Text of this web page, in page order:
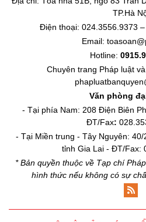
TP.Hà
Điện thoại: 024.3556.9373
Email:
Hotline:
Chuyên trang Pháp luật
Văn phòng
- Tại phía Nam: 208 Điện Biên
ĐT/Fax:
- Tại Miền trung - Tây Nguyên: 40/
tỉnh Gia Lai - ĐT/Fax:
* Bản quyền thuộc về Tạp chí
hình thức nếu không có sự